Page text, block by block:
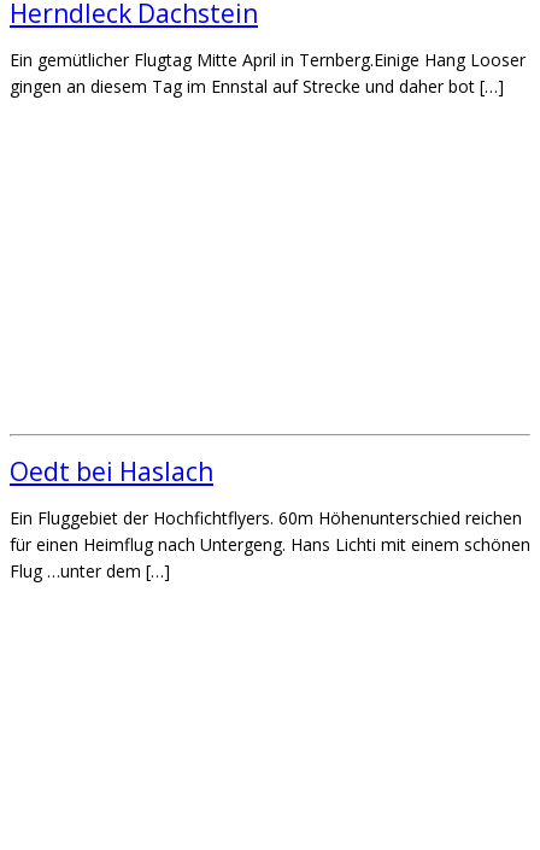
Herndleck Dachstein
Ein gemütlicher Flugtag Mitte April in Ternberg.Einige Hang Looser
gingen an diesem Tag im Ennstal auf Strecke und daher bot […]
Oedt bei Haslach
Ein Fluggebiet der Hochfichtflyers. 60m Höhenunterschied reichen
für einen Heimflug nach Untergeng. Hans Lichti mit einem schönen
Flug …unter dem […]